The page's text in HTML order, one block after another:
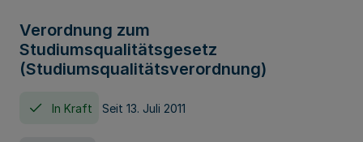
Verordnung zum
Studiumsqualitätsgesetz
(Studiumsqualitätsverordnung)
In Kraft Seit 13. Juli 2011